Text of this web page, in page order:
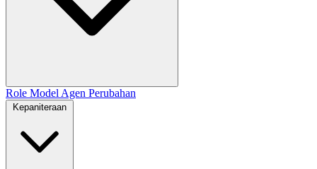
Role Model Agen Perubahan
Kepaniteraan